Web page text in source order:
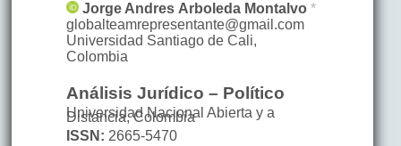
Jorge Andres Arboleda Montalvo *
globalteamrepresentante@gmail.com
Universidad Santiago de Cali,
Colombia
Análisis Jurídico – Político
Universidad Nacional Abierta y a
Distancia, Colombia
ISSN: 2665-5470